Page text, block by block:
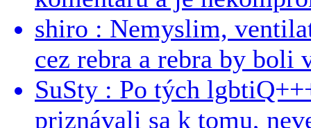
shiro : Nemyslim,
cez rebra a rebra by boli
SuSty : Po tých
priznávali sa k tomu,